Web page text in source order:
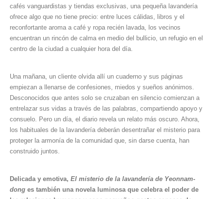
cafés vanguardistas y tiendas exclusivas, una pequeña lavandería
ofrece algo que no tiene precio: entre luces cálidas, libros y el
reconfortante aroma a café y ropa recién lavada, los vecinos
encuentran un rincón de calma en medio del bullicio, un refugio en el
centro de la ciudad a cualquier hora del día.
Una mañana, un cliente olvida allí un cuaderno y sus páginas
empiezan a llenarse de confesiones, miedos y sueños anónimos.
Desconocidos que antes solo se cruzaban en silencio comienzan a
entrelazar sus vidas a través de las palabras, compartiendo apoyo y
consuelo. Pero un día, el diario revela un relato más oscuro. Ahora,
los habituales de la lavandería deberán desentrañar el misterio para
proteger la armonía de la comunidad que, sin darse cuenta, han
construido juntos.
Delicada y emotiva, El misterio de la lavandería de Yeonnam-
dong es también una novela luminosa que celebra el poder de